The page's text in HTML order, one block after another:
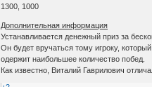
1300, 1000
Дополнительная информация
Устанавливается денежный приз за
Он будет вручаться тому игроку,
одержит наибольшее количество побед.
Как известно, Виталий Гаврилович